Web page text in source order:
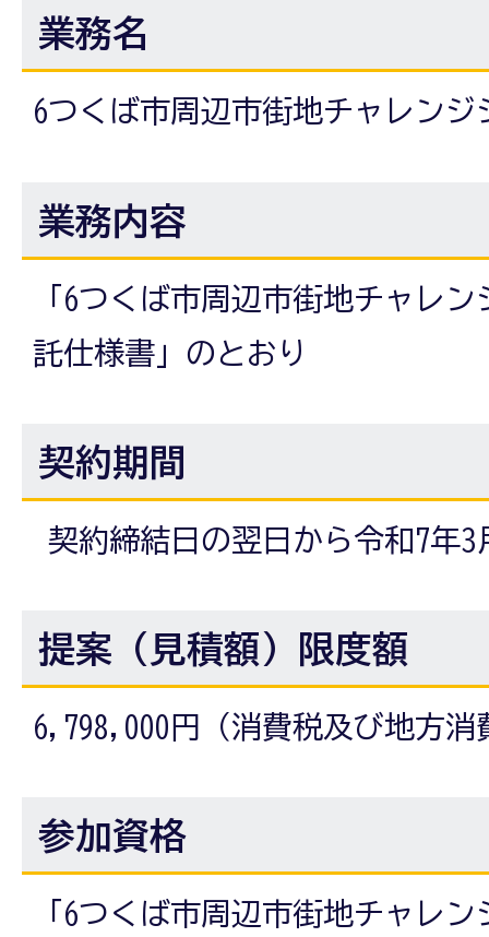
業務名
6つくば市周辺市街地チャレン
業務内容
「6つくば市周辺市街地チャレ
託仕様書」のとおり
契約期間
契約締結日の翌日から令和7年3
提案（見積額）限度額
6,798,000円（消費税及び地方消
参加資格
「6つくば市周辺市街地チャレ